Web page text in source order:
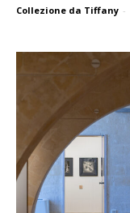
Collezione da Tiffany -